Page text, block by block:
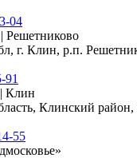
04
Решетниково
г. Клин, р.п.
91
Клин
Клинский район,
55